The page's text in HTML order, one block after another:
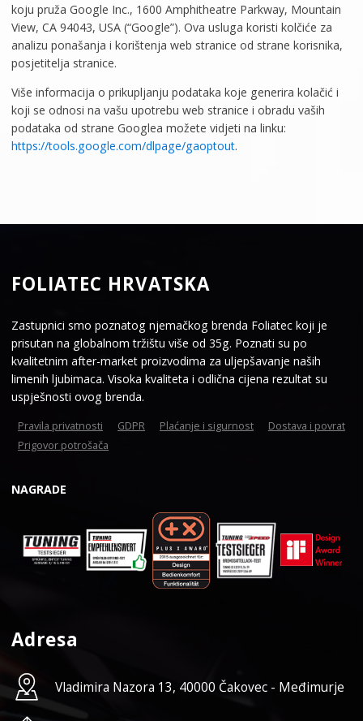
koju pruža Google Inc., 1600 Amphitheatre Parkway, Mountain
View, CA 94043, USA (“Google”). Ova usluga koristi kolčiće za
analizu ponašanja i korištenja web stranice od strane korisnika,
posjetitelja stranice.
Više informacija o prikupljanju podataka koje generira kolačić i
koji se odnosi na vašu upotrebu web stranice i obradu vaših
podataka od strane Googlea možete vidjeti na linku:
https://tools.google.com/dlpage/gaoptout.
FOLIATEC HRVATSKA
Zastupnici smo poznatog njemačkog brenda Foliatec koji je
prisutan na globalnom tržištu više od 35g. Poznati su po
kvalitetnim after-market proizvodima za uljepšavanje naših
limenih ljubimaca. Visoka kvaliteta i odlična cijena rezultat su
uspješnosti ovog brenda.
Pravila privatnosti GDPR Plaćanje i sigurnost
Dostava i povrat
Prigovor potrošača
NAGRADE
Adresa
Vladimira Nazora 13, 40000 Čakovec - Međimurje